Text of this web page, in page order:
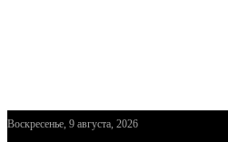
Воскресенье, 9 августа, 2026